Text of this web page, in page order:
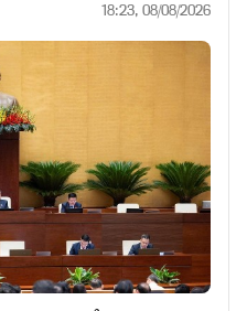
18:23, 08/08/2026